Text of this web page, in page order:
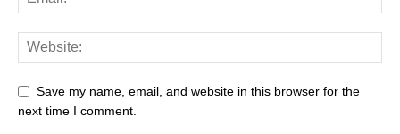
Save my name, email, and website in this browser for the
next time I comment.